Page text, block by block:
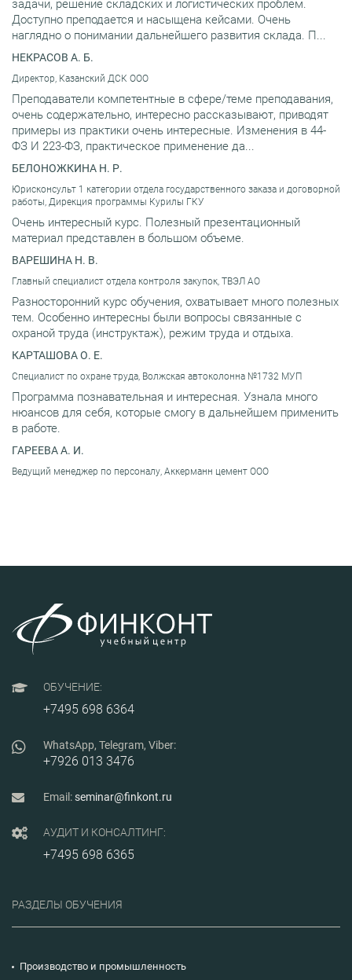
задачи, решение складских и логистических проблем.
Доступно преподается и насыщена кейсами. Очень
наглядно о понимании дальнейшего развития склада. П...
НЕКРАСОВ А. Б.
Директор, Казанский ДСК ООО
Преподаватели компетентные в сфере/теме преподавания,
очень содержательно, интересно рассказывают, приводят
примеры из практики очень интересные. Изменения в 44-
ФЗ И 223-ФЗ, практическое применение да...
БЕЛОНОЖКИНА Н. Р.
Юрисконсульт 1 категории отдела государственного заказа и договорной
работы, Дирекция программы Курилы ГКУ
Очень интересный курс. Полезный презентационный
материал представлен в большом объеме.
ВАРЕШИНА Н. В.
Главный специалист отдела контроля закупок, ТВЭЛ АО
Разносторонний курс обучения, охватывает много полезных
тем. Особенно интересны были вопросы связанные с
охраной труда (инструктаж), режим труда и отдыха.
КАРТАШОВА О. Е.
Специалист по охране труда, Волжская автоколонна №1732 МУП
Программа познавательная и интересная. Узнала много
нюансов для себя, которые смогу в дальнейшем применить
в работе.
ГАРЕЕВА А. И.
Ведущий менеджер по персоналу, Аккерманн цемент ООО
ОБУЧЕНИЕ:
+7495 698 6364
WhatsApp, Telegram, Viber:
+7926 013 3476
Email:seminar@finkont.ru
АУДИТ И КОНСАЛТИНГ:
+7495 698 6365
РАЗДЕЛЫ ОБУЧЕНИЯ
Производство и промышленность